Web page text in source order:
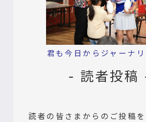
君も今日からジャーナリ
- 読者投稿
読者の皆さまからのご投稿